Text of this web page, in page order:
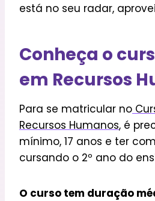
está no seu radar,
Conheça o
em Recursos
Para se matricular no
Recursos Humanos, é
mínimo, 17 anos e ter
cursando o 2º ano do
O curso tem duração